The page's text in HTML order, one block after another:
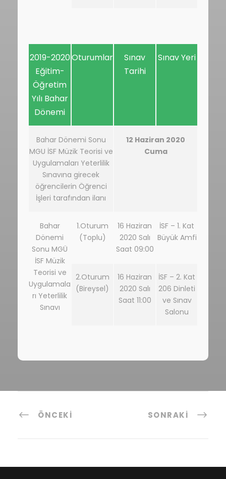
2019-2020
Eğitim-
Öğretim
Yılı Bahar
Dönemi
Oturumlar
Sınav
Tarihi
Sınav Yeri
Bahar Dönemi Sonu
MGU İSF Müzik Teorisi ve
Uygulamaları Yeterlilik
Sınavına girecek
öğrencilerin Öğrenci
İşleri tarafından ilanı
12 Haziran 2020
Cuma
Bahar
Dönemi
Sonu MGÜ
İSF Müzik
Teorisi ve
Uygulamala
rı Yeterlilik
Sınavı
1.Oturum
(Toplu)
16 Haziran
2020 Salı
Saat 09:00
İSF – 1. Kat
Büyük Amfi
2.Oturum
(Bireysel)
16 Haziran
2020 Salı
Saat 11:00
İSF – 2. Kat
206 Dinleti
ve Sınav
Salonu
ÖNCEKI SONRAKI